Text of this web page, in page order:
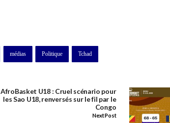
médias Politique Tchad
AfroBasket U18 : Cruel scénario pour
les Sao U18, renversés sur le fil par le
Congo
Next Post